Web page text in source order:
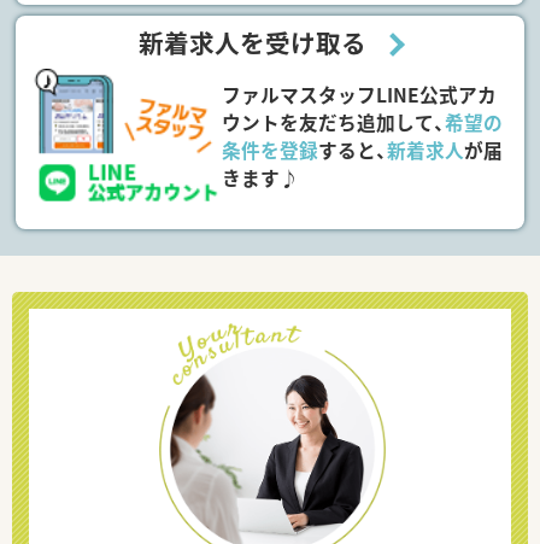
新着求人を受け取る
ファルマスタッフLINE公式アカ
ウントを友だち追加して、希望の
条件を登録すると、新着求人が届
きます♪